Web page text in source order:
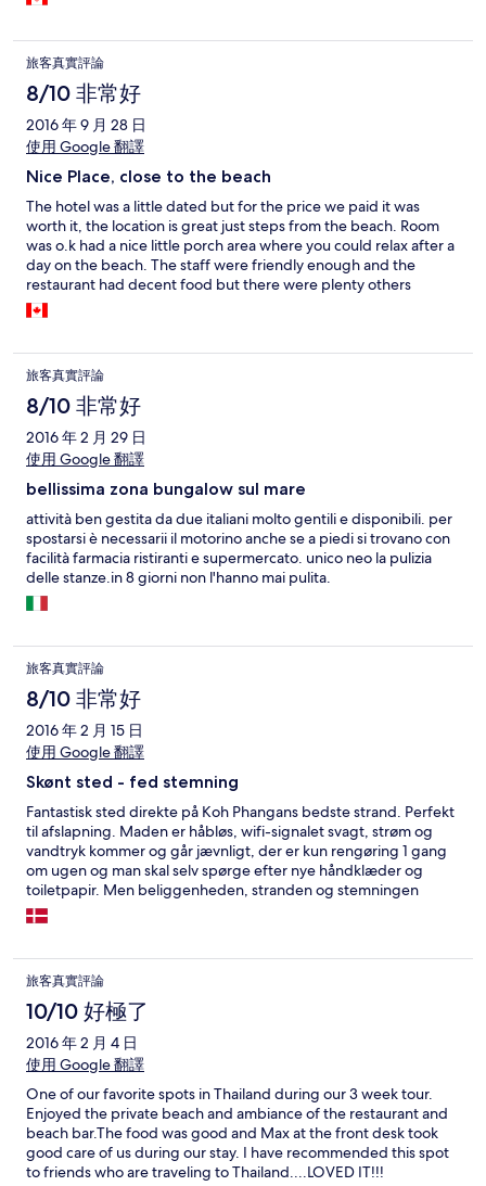
until 9am. No daily cleaning or clean towels. Never did check in
旅客真實評論
8/10 非常好
2016 年 9 月 28 日
使用 Google 翻譯
Nice Place, close to the beach
The hotel was a little dated but for the price we paid it was
worth it, the location is great just steps from the beach. Room
was o.k had a nice little porch area where you could relax after a
day on the beach. The staff were friendly enough and the
restaurant had decent food but there were plenty others
around the area.
旅客真實評論
8/10 非常好
2016 年 2 月 29 日
使用 Google 翻譯
bellissima zona bungalow sul mare
attività ben gestita da due italiani molto gentili e disponibili. per
spostarsi è necessarii il motorino anche se a piedi si trovano con
facilità farmacia ristiranti e supermercato. unico neo la pulizia
delle stanze.in 8 giorni non l'hanno mai pulita.
旅客真實評論
8/10 非常好
2016 年 2 月 15 日
使用 Google 翻譯
Skønt sted - fed stemning
Fantastisk sted direkte på Koh Phangans bedste strand. Perfekt
til afslapning. Maden er håbløs, wifi-signalet svagt, strøm og
vandtryk kommer og går jævnligt, der er kun rengøring 1 gang
om ugen og man skal selv spørge efter nye håndklæder og
toiletpapir. Men beliggenheden, stranden og stemningen
opvejer ALLE de manglende faciliteter. Vil klart komme igen og
kan kun anbefale det til alle der ønsker en dejlig afslappet ferie
gode stemning. Der er flere gode og billige spisesteder i
nærheden, man skal bare lidt væk fra stranden for at finde
dem...
旅客真實評論
10/10 好極了
2016 年 2 月 4 日
使用 Google 翻譯
One of our favorite spots in Thailand during our 3 week tour.
Enjoyed the private beach and ambiance of the restaurant and
beach bar.The food was good and Max at the front desk took
good care of us during our stay. I have recommended this spot
to friends who are traveling to Thailand....LOVED IT!!!